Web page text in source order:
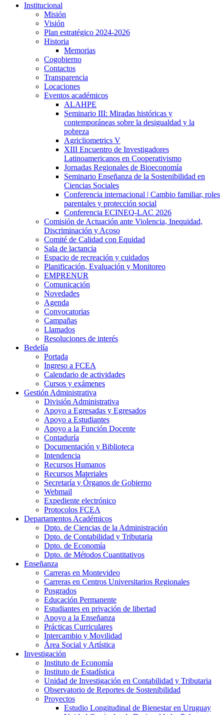
Institucional
Misión
Visión
Plan estratégico 2024-2026
Historia
Memorias
Cogobierno
Contactos
Transparencia
Locaciones
Eventos académicos
ALAHPE
Seminario III: Miradas históricas y
contemporáneas sobre la desigualdad y la
pobreza
Agricliometrics V
XIII Encuentro de Investigadores
Latinoamericanos en Cooperativismo
Jornadas Regionales de Bioeconomía
Seminario Enseñanza de la Sostenibilidad en
Ciencias Sociales
Conferencia internacional | Cambio familiar, roles
parentales y protección social
Conferencia ECINEQ-LAC 2026
Comisión de Actuación ante Violencia, Inequidad,
Discriminación y Acoso
Comité de Calidad con Equidad
Sala de lactancia
Espacio de recreación y cuidados
Planificación, Evaluación y Monitoreo
EMPRENUR
Comunicación
Novedades
Agenda
Convocatorias
Campañas
Llamados
Resoluciones de interés
Bedelía
Portada
Ingreso a FCEA
Calendario de actividades
Cursos y exámenes
Gestión Administrativa
División Administrativa
Apoyo a Egresadas y Egresados
Apoyo a Estudiantes
Apoyo a la Función Docente
Contaduría
Documentación y Biblioteca
Intendencia
Recursos Humanos
Recursos Materiales
Secretaría y Órganos de Gobierno
Webmail
Expediente electrónico
Protocolos FCEA
Departamentos Académicos
Dpto. de Ciencias de la Administración
Dpto. de Contabilidad y Tributaria
Dpto. de Economía
Dpto. de Métodos Cuantitativos
Enseñanza
Carreras en Montevideo
Carreras en Centros Universitarios Regionales
Posgrados
Educación Permanente
Estudiantes en privación de libertad
Apoyo a la Enseñanza
Prácticas Curriculares
Intercambio y Movilidad
Área Social y Artística
Investigación
Instituto de Economía
Instituto de Estadística
Unidad de Investigación en Contabilidad y Tributaria
Observatorio de Reportes de Sostenibilidad
Proyectos
Estudio Longitudinal de Bienestar en Uruguay